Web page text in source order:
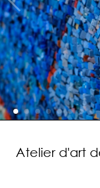
Atelier d'art